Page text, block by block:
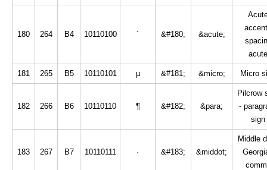
180 264 B4 10110100 ´ &#180; &acute;
acute
181 265 B5 10110101 µ &#181; &micro; Micro
182 266 B6 10110110 ¶ &#182; &para;
Pilcrow
-
sign
183 267 B7 10110111 · &#183; &middot;
Middle